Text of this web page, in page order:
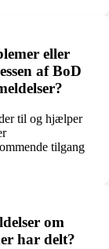
eller
af BoD
til og hjælper
tilgang
om
har delt?